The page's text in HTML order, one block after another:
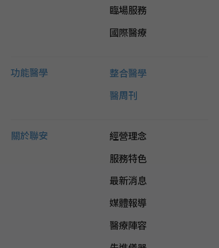
臨場服務
國際醫療
功能醫學
整合醫學
醫周刊
關於聯安
經營理念
服務特色
最新消息
媒體報導
醫療陣容